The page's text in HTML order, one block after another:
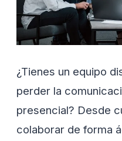
¿Tienes un equipo
perder la
presencial? Desde
colaborar de forma